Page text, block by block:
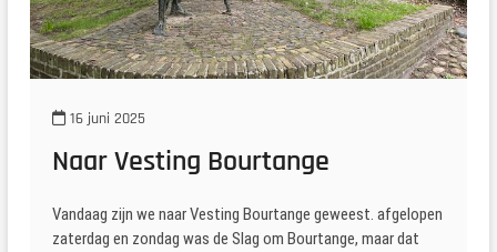
16 juni 2025
Naar Vesting Bourtange
Vandaag zijn we naar Vesting Bourtange geweest. afgelopen
zaterdag en zondag was de Slag om Bourtange, maar dat